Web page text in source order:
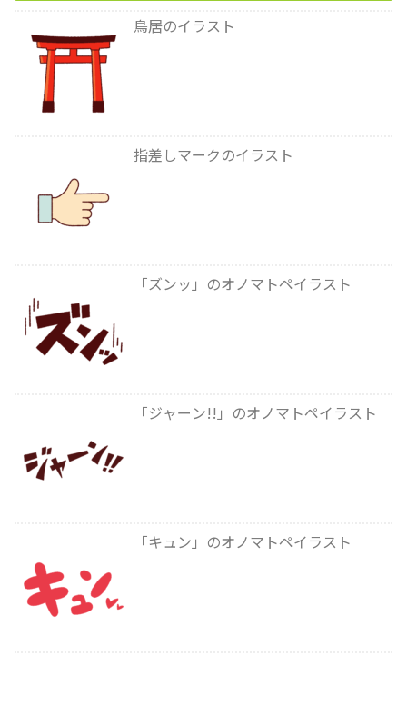
鳥居のイラスト
指差しマークのイラスト
「ズンッ」のオノマトペイラスト
「ジャーン!!」のオノマトペイラスト
「キュン」のオノマトペイラスト